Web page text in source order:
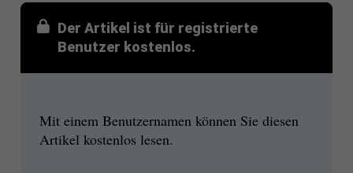
Der Artikel ist für registrierte
Benutzer kostenlos.
Mit einem Benutzernamen können Sie diesen
Artikel kostenlos lesen.